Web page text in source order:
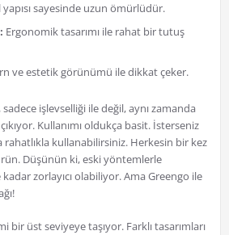
sayesinde uzun ömürlüdür.
Ergonomik tasarımı ile rahat bir tutuş
ve estetik görünümü ile dikkat çeker.
işlevselliği ile değil, aynı zamanda
Kullanımı oldukça basit. İsterseniz
rahatlıkla kullanabilirsiniz. Herkesin bir kez
Düşünün ki, eski yöntemlerle
zorlayıcı olabiliyor. Ama Greengo ile
bir üst seviyeye taşıyor. Farklı tasarımları